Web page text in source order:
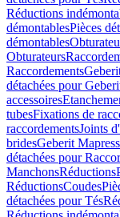
Réductions
démontablesPièces
démontables
Obturateurs
Raccordements
détachées pour
accessoires
tubesFixations de
raccordementsJoints
bridesGeberit
détachées pour
ManchonsRéductions
RéductionsCoudes
détachées pour Tés